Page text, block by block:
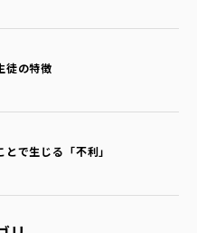
徒の特徴
で生じる「不利」